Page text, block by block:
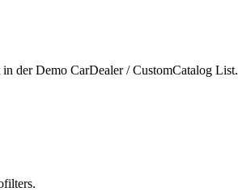
der Demo CarDealer / CustomCatalog List.